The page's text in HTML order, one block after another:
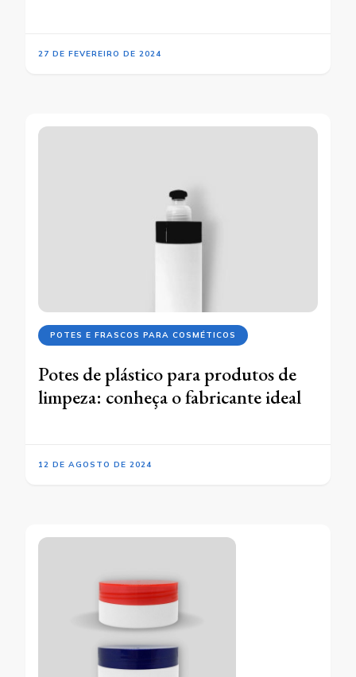
27 DE FEVEREIRO DE 2024
POTES E FRASCOS PARA COSMÉTICOS
Potes de plástico para produtos de
limpeza: conheça o fabricante ideal
12 DE AGOSTO DE 2024